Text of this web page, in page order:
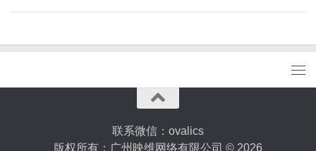
联系微信：ovalics
版权所有：广州映维网络有限公司 © 2026